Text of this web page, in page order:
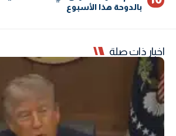
بالدوحة هذا الأسبوع
اخبار ذات صلة